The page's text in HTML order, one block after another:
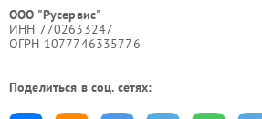
ООО "Русервис"
ИНН 7702633247
ОГРН 1077746335776
Поделиться в соц. сетях: